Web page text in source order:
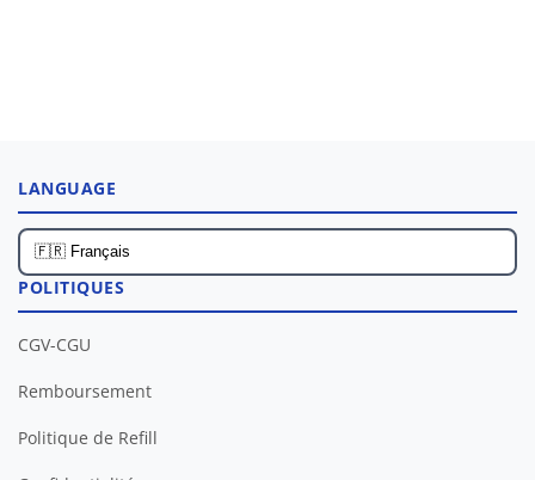
LANGUAGE
POLITIQUES
CGV-CGU
Remboursement
Politique de Refill